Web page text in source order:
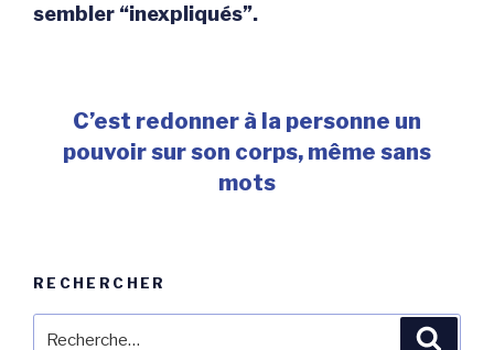
sembler “inexpliqués”.
C’est redonner à la personne un
pouvoir sur son corps, même sans
mots
RECHERCHER